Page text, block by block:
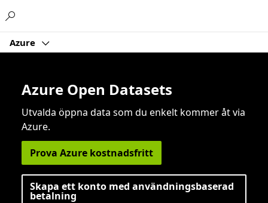
Azure
Azure Open Datasets
Utvalda öppna data som du enkelt kommer åt via
Azure.
Prova Azure kostnadsfritt
Skapa ett konto med användningsbaserad
betalning